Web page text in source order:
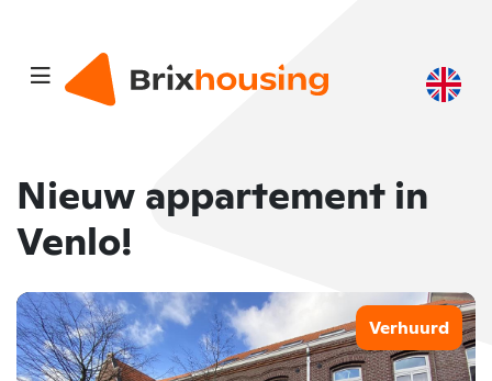
Nieuw appartement in
Venlo!
Verhuurd